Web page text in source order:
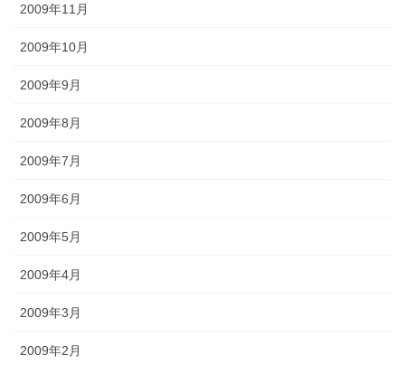
2009年11月
2009年10月
2009年9月
2009年8月
2009年7月
2009年6月
2009年5月
2009年4月
2009年3月
2009年2月